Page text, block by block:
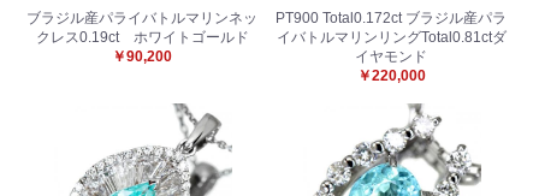
ブラジル産パライバトルマリンネッ
クレス0.19ct ホワイトゴールド
￥90,200
PT900 Total0.172ct ブラジル産パラ
イバトルマリンリングTotal0.81ctダ
イヤモンド
￥220,000